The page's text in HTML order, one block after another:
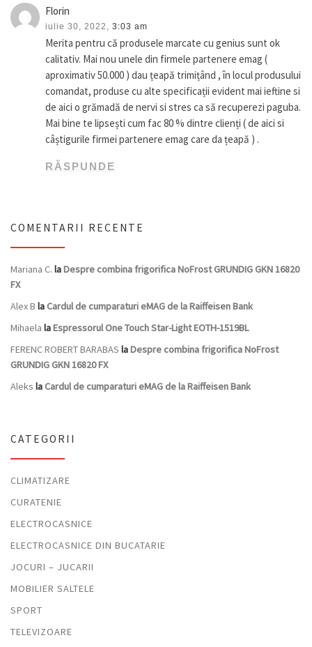
Florin
iulie 30, 2022, 3:03 am
Merita pentru că produsele marcate cu genius sunt ok
calitativ. Mai nou unele din firmele partenere emag (
aproximativ 50.000 ) dau țeapă trimițând , în locul produsului
comandat, produse cu alte specificații evident mai ieftine si
de aici o grămadă de nervi si stres ca să recuperezi paguba.
Mai bine te lipsești cum fac 80 % dintre clienți ( de aici si
câștigurile firmei partenere emag care da țeapă ) .
RĂSPUNDE
COMENTARII RECENTE
Mariana C. laDespre combina frigorifica NoFrost GRUNDIG GKN 16820
FX
Alex B la Cardul de cumparaturi eMAG de la Raiffeisen Bank
Mihaela laEspressorul One Touch Star-Light EOTH-1519BL
FERENC ROBERT BARABAS laDespre combina frigorifica NoFrost
GRUNDIG GKN 16820 FX
Aleks la Cardul de cumparaturi eMAG de la Raiffeisen Bank
CATEGORII
CLIMATIZARE
CURATENIE
ELECTROCASNICE
ELECTROCASNICE DIN BUCATARIE
JOCURI – JUCARII
MOBILIER SALTELE
SPORT
TELEVIZOARE